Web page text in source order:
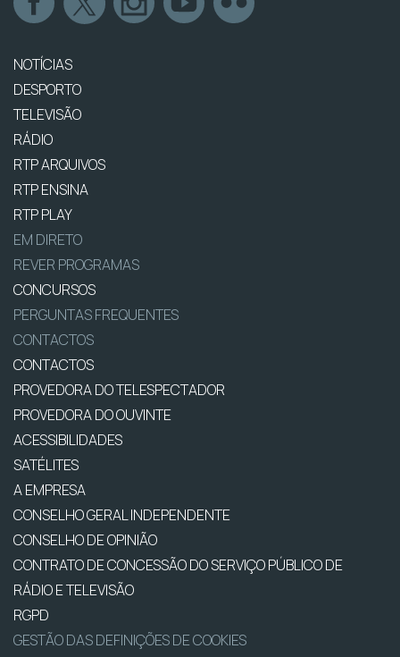
NOTÍCIAS
DESPORTO
TELEVISÃO
RÁDIO
RTP ARQUIVOS
RTP ENSINA
RTP PLAY
EM DIRETO
REVER PROGRAMAS
CONCURSOS
PERGUNTAS FREQUENTES
CONTACTOS
CONTACTOS
PROVEDORA DO TELESPECTADOR
PROVEDORA DO OUVINTE
ACESSIBILIDADES
SATÉLITES
A EMPRESA
CONSELHO GERAL INDEPENDENTE
CONSELHO DE OPINIÃO
CONTRATO DE CONCESSÃO DO SERVIÇO PÚBLICO DE
RÁDIO E TELEVISÃO
RGPD
GESTÃO DAS DEFINIÇÕES DE COOKIES